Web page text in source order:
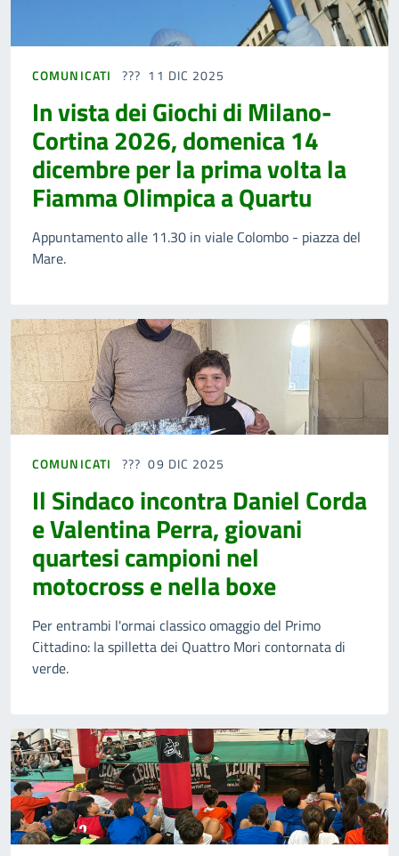
COMUNICATI 11 DIC 2025
In vista dei Giochi di Milano-
Cortina 2026, domenica 14
dicembre per la prima volta la
Fiamma Olimpica a Quartu
Appuntamento alle 11.30 in viale Colombo - piazza del
Mare.
COMUNICATI 09 DIC 2025
Il Sindaco incontra Daniel Corda
e Valentina Perra, giovani
quartesi campioni nel
motocross e nella boxe
Per entrambi l'ormai classico omaggio del Primo
Cittadino: la spilletta dei Quattro Mori contornata di
verde.